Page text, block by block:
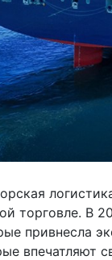
торговле. В
привнесла
впечатляют